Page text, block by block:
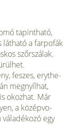
tapintható,
látható a farpofák
szőrszá­lak.
feszes, erythe­
megnyílhat,
okozhat. Már
a középvo­
egy